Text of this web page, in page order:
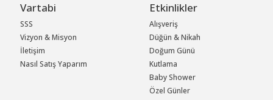
Vartabi
SSS
Vizyon & Misyon
İletişim
Nasıl Satış Yaparım
Etkinlikler
Alışveriş
Düğün & Nikah
Doğum Günü
Kutlama
Baby Shower
Özel Günler